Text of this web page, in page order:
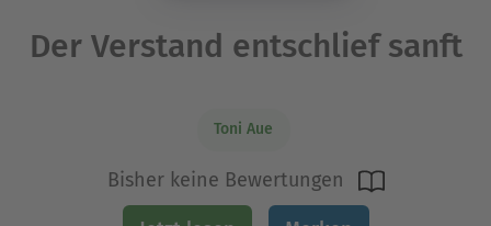
Der Verstand entschlief sanft
Toni Aue
Bisher keine Bewertungen